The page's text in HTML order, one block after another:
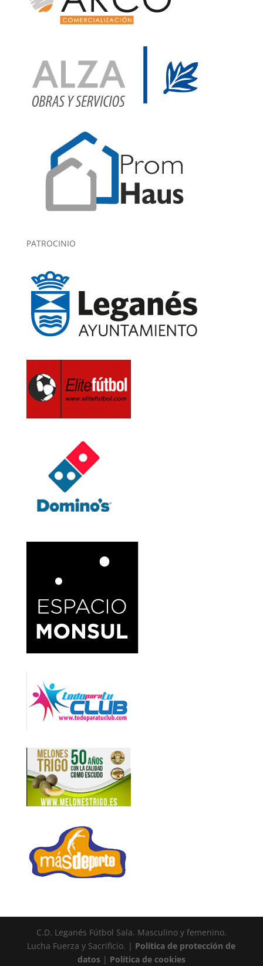
PATROCINIO
C.D. Leganés Fútbol Sala. Masculino y femenino.
Lucha Fuerza y Sacrificio. | Política de protección de
datos| Política de cookies